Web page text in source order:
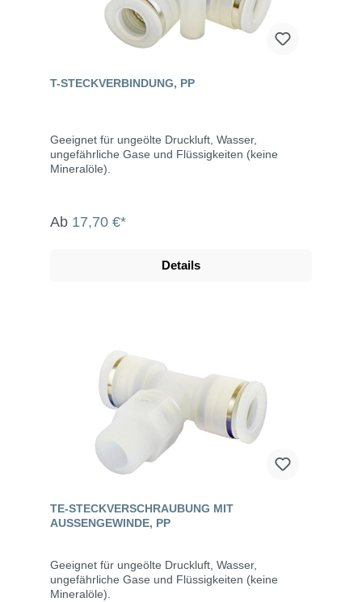
T-STECKVERBINDUNG, PP
Geeignet für ungeölte Druckluft, Wasser,
ungefährliche Gase und Flüssigkeiten (keine
Mineralöle).
Ab 17,70 €*
Details
TE-STECKVERSCHRAUBUNG MIT
AUSSENGEWINDE, PP
Geeignet für ungeölte Druckluft, Wasser,
ungefährliche Gase und Flüssigkeiten (keine
Mineralöle).